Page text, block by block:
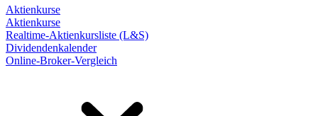
Aktienkurse
Aktienkurse
Realtime-Aktienkursliste (L&S)
Dividendenkalender
Online-Broker-Vergleich